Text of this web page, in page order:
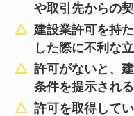
や取引先からの
建設業許可を持
した際に不利な
許可がないと、
条件を提示され
許可を取得して